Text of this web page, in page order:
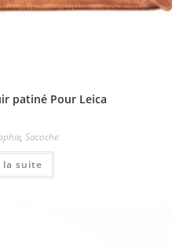
patiné Pour Leica
, Sacoche
la suite